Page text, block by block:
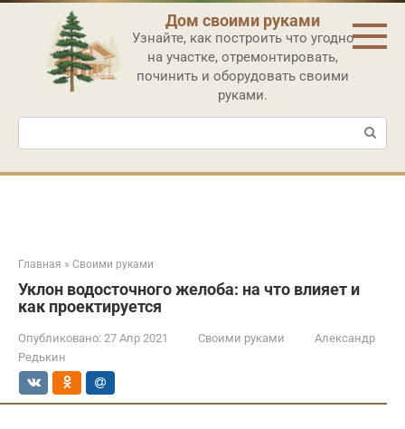
Перейти
контенту
Дом своими руками
Узнайте, как построить что угодно
на участке, отремонтировать,
починить и оборудовать своими
руками.
Поиск:
Главная » Своими руками
Уклон водосточного желоба: на что влияет и
как проектируется
Опубликовано: 27 Апр 2021 Своими руками
Александр
Редькин